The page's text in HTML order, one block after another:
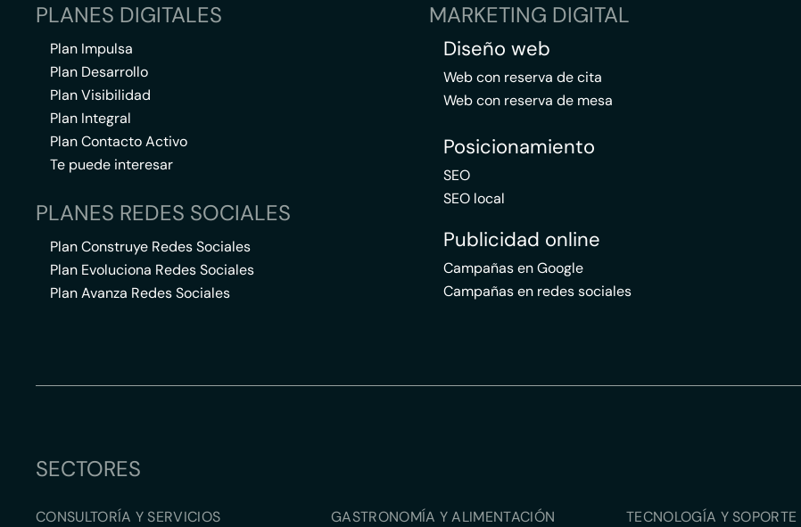
PLANES DIGITALES
Plan Impulsa
Plan Desarrollo
Plan Visibilidad
Plan Integral
Plan Contacto Activo
Te puede interesar
PLANES REDES SOCIALES
Plan Construye Redes Sociales
Plan Evoluciona Redes Sociales
Plan Avanza Redes Sociales
MARKETING DIGITAL
Diseño web
Web con reserva de cita
Web con reserva de mesa
Posicionamiento
SEO
SEO local
Publicidad online
Campañas en Google
Campañas en redes sociales
SECTORES
CONSULTORÍA Y SERVICIOS
GASTRONOMÍA Y ALIMENTACIÓN
TECNOLOGÍA Y